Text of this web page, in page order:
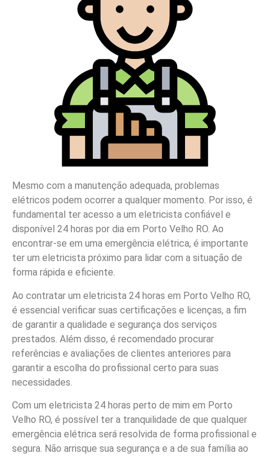
Mesmo com a manutenção adequada, problemas
elétricos podem ocorrer a qualquer momento. Por isso, é
fundamental ter acesso a um eletricista confiável e
disponível 24 horas por dia em Porto Velho RO. Ao
encontrar-se em uma emergência elétrica, é importante
ter um eletricista próximo para lidar com a situação de
forma rápida e eficiente.
Ao contratar um eletricista 24 horas em Porto Velho RO,
é essencial verificar suas certificações e licenças, a fim
de garantir a qualidade e segurança dos serviços
prestados. Além disso, é recomendado procurar
referências e avaliações de clientes anteriores para
garantir a escolha do profissional certo para suas
necessidades.
Com um eletricista 24 horas perto de mim em Porto
Velho RO, é possível ter a tranquilidade de que qualquer
emergência elétrica será resolvida de forma profissional e
segura. Não arrisque sua segurança e a de sua família ao